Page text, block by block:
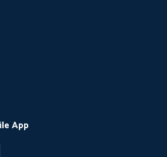
App